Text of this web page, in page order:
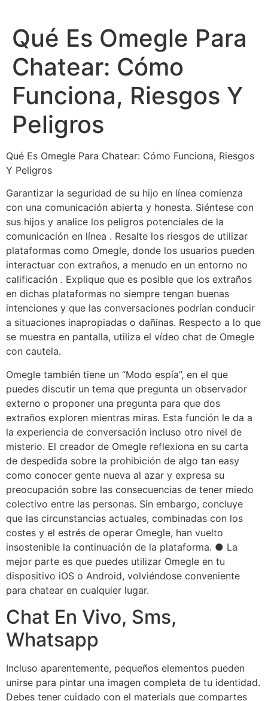
content
Qué Es Omegle Para
Chatear: Cómo
Funciona, Riesgos Y
Peligros
Qué Es Omegle Para Chatear: Cómo Funciona, Riesgos
Y Peligros
Garantizar la seguridad de su hijo en línea comienza
con una comunicación abierta y honesta. Siéntese con
sus hijos y analice los peligros potenciales de la
comunicación en línea . Resalte los riesgos de utilizar
plataformas como Omegle, donde los usuarios pueden
interactuar con extraños, a menudo en un entorno no
calificación . Explique que es posible que los extraños
en dichas plataformas no siempre tengan buenas
intenciones y que las conversaciones podrían conducir
a situaciones inapropiadas o dañinas. Respecto a lo que
se muestra en pantalla, utiliza el vídeo chat de Omegle
con cautela.
Omegle también tiene un “Modo espía”, en el que
puedes discutir un tema que pregunta un observador
externo o proponer una pregunta para que dos
extraños exploren mientras miras. Esta función le da a
la experiencia de conversación incluso otro nivel de
misterio. El creador de Omegle reflexiona en su carta
de despedida sobre la prohibición de algo tan easy
como conocer gente nueva al azar y expresa su
preocupación sobre las consecuencias de tener miedo
colectivo entre las personas. Sin embargo, concluye
que las circunstancias actuales, combinadas con los
costes y el estrés de operar Omegle, han vuelto
insostenible la continuación de la plataforma. ● La
mejor parte es que puedes utilizar Omegle en tu
dispositivo iOS o Android, volviéndose conveniente
para chatear en cualquier lugar.
Chat En Vivo, Sms,
Whatsapp
Incluso aparentemente, pequeños elementos pueden
unirse para pintar una imagen completa de tu identidad.
Debes tener cuidado con el materials que compartes